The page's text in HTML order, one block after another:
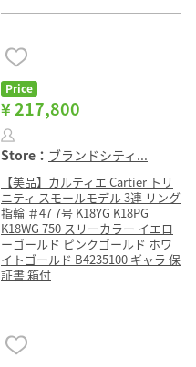
Price
¥ 217,800
Store： ブランドシティ...
【美品】カルティエ Cartier トリ
ニティ スモールモデル 3連 リング
指輪 ＃47 7号 K18YG K18PG
K18WG 750 スリーカラー イエロ
ーゴールド ピンクゴールド ホワ
イトゴールド B4235100 ギャラ 保
証書 箱付